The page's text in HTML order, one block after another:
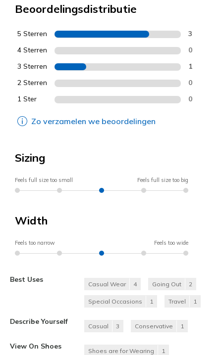
Beoordelingsdistributie
5 Sterren 3
4 Sterren 0
3 Sterren 1
2 Sterren 0
1 Ster 0
Zo verzamelen we beoordelingen
Sizing
Feels full size too small Feels full size too big
Width
Feels too narrow Feels too wide
Best Uses
Casual Wear 4 Going Out 2
Special Occasions 1 Travel 1
Describe Yourself
Casual 3 Conservative 1
View On Shoes
Shoes are for Wearing 1